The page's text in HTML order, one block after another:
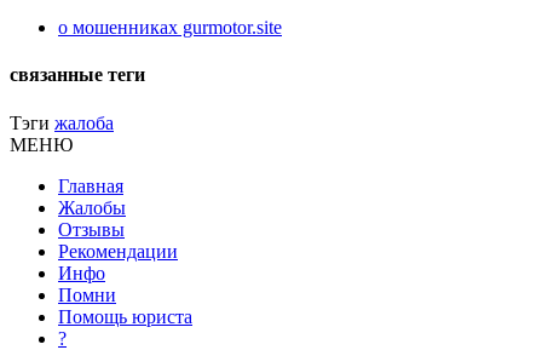
о мошенниках gurmotor.site
связанные теги
Тэги жалоба
МЕНЮ
Главная
Жалобы
Отзывы
Рекомендации
Инфо
Помни
Помощь юриста
?